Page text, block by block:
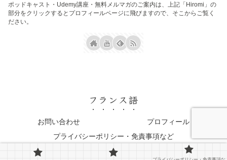
ポッドキャスト・Udemy講座・無料メルマガのご案内は、上記「Hiromi」の
部分をクリックするとプロフィールページに飛びますので、そこからご覧く
ださい。
フランス語
お問い合わせ
プロフィール
プライバシーポリシー・免責事項など
© 2023 フランス語.